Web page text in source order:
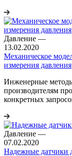
Давление —
13.02.2020
Механическое
измерения давления
Инженерные
производителям
конкретных
Давление —
07.02.2020
Надежные датчики